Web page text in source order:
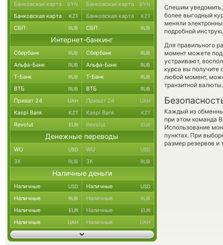
Спешим
более выгодный
меняли
подробной
Для правильного
момент можете
устраивают,
курса вы получите
любой момент,
транзитной валюты.
Каждый из
при этом команда
Использование
пунктах. При
размер резервов и
Банковская карта BYN Банковская карта BYN
Банковская карта KZT Банковская карта KZT
СБП RUB СБП RUB
Интернет-банкинг
Сбербанк RUB Сбербанк RUB
Альфа-Банк RUB Альфа-Банк RUB
Т-Банк RUB Т-Банк RUB
ВТБ RUB ВТБ RUB
Приват 24 UAH Приват 24 UAH
Kaspi Bank KZT Kaspi Bank KZT
Revolut EUR Revolut EUR
Денежные переводы
WU USD WU USD
ЗК RUB ЗК RUB
Наличные деньги
Наличные USD Наличные USD
Наличные RUB Наличные RUB
Наличные EUR Наличные EUR
Наличные UAH Наличные UAH